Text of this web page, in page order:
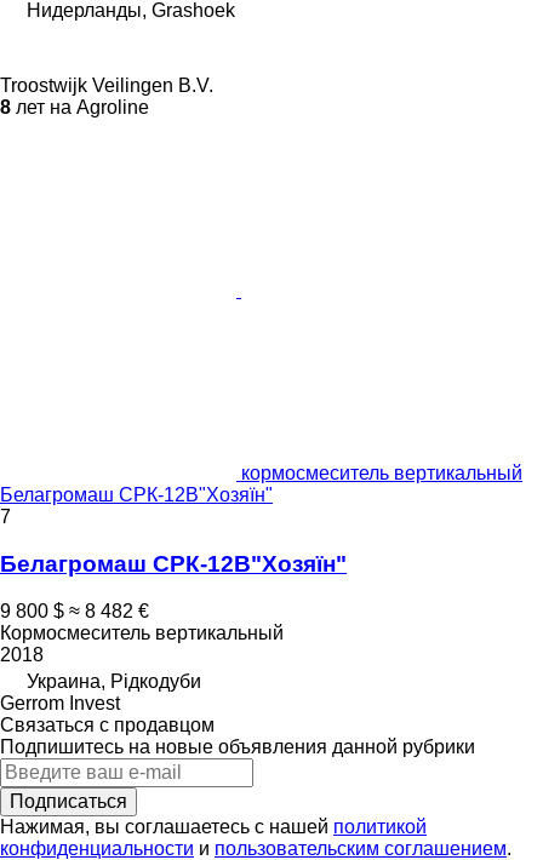
Нидерланды, Grashoek
Troostwijk Veilingen B.V.
8 лет на Agroline
кормосмеситель вертикальный
Белагромаш СРК-12В"Хозяїн"
7
Белагромаш СРК-12В"Хозяїн"
9 800 $ ≈ 8 482 €
Кормосмеситель вертикальный
2018
Украина, Рідкодуби
Gerrom Invest
Связаться с продавцом
Подпишитесь на новые объявления данной рубрики
Подписаться
Нажимая, вы соглашаетесь с нашей политикой
конфиденциальности и пользовательским соглашением.